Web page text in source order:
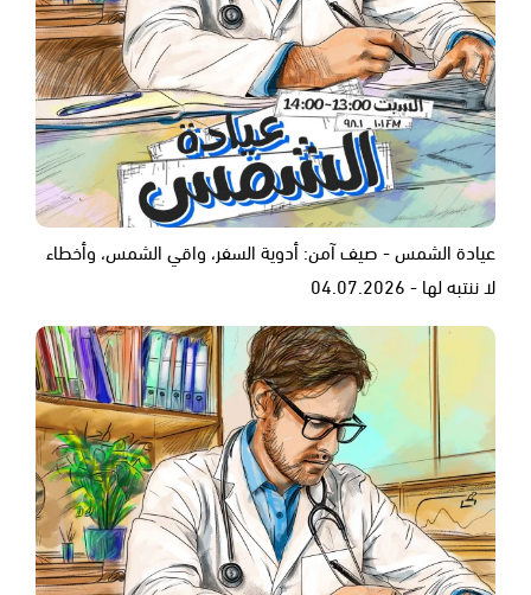
عيادة الشمس - صيف آمن: أدوية السفر، واقي الشمس، وأخطاء
لا ننتبه لها - 04.07.2026